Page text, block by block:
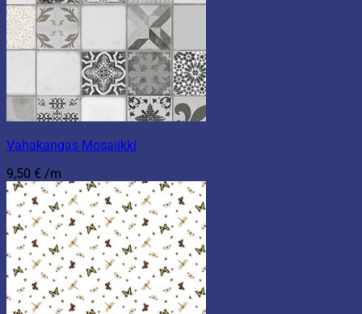
Vahakangas Mosaiikki
9,50 € /m